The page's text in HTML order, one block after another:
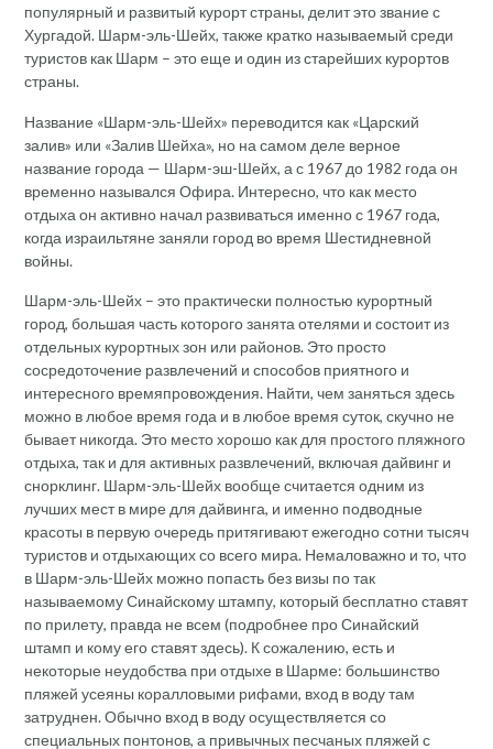
популярный и развитый курорт страны, делит это звание с
Хургадой. Шарм-эль-Шейх, также кратко называемый среди
туристов как Шарм – это еще и один из старейших курортов
страны.
Название «Шарм-эль-Шейх» переводится как «Царский
залив» или «Залив Шейха», но на самом деле верное
название города — Шарм-эш-Шейх, а с 1967 до 1982 года он
временно назывался Офира. Интересно, что как место
отдыха он активно начал развиваться именно с 1967 года,
когда израильтяне заняли город во время Шестидневной
войны.
Шарм-эль-Шейх – это практически полностью курортный
город, большая часть которого занята отелями и состоит из
отдельных курортных зон или районов. Это просто
сосредоточение развлечений и способов приятного и
интересного времяпровождения. Найти, чем заняться здесь
можно в любое время года и в любое время суток, скучно не
бывает никогда. Это место хорошо как для простого пляжного
отдыха, так и для активных развлечений, включая дайвинг и
снорклинг. Шарм-эль-Шейх вообще считается одним из
лучших мест в мире для дайвинга, и именно подводные
красоты в первую очередь притягивают ежегодно сотни тысяч
туристов и отдыхающих со всего мира. Немаловажно и то, что
в Шарм-эль-Шейх можно попасть без визы по так
называемому Синайскому штампу, который бесплатно ставят
по прилету, правда не всем (подробнее про Синайский
штамп и кому его ставят здесь). К сожалению, есть и
некоторые неудобства при отдыхе в Шарме: большинство
пляжей усеяны коралловыми рифами, вход в воду там
затруднен. Обычно вход в воду осуществляется со
специальных понтонов, а привычных песчаных пляжей с